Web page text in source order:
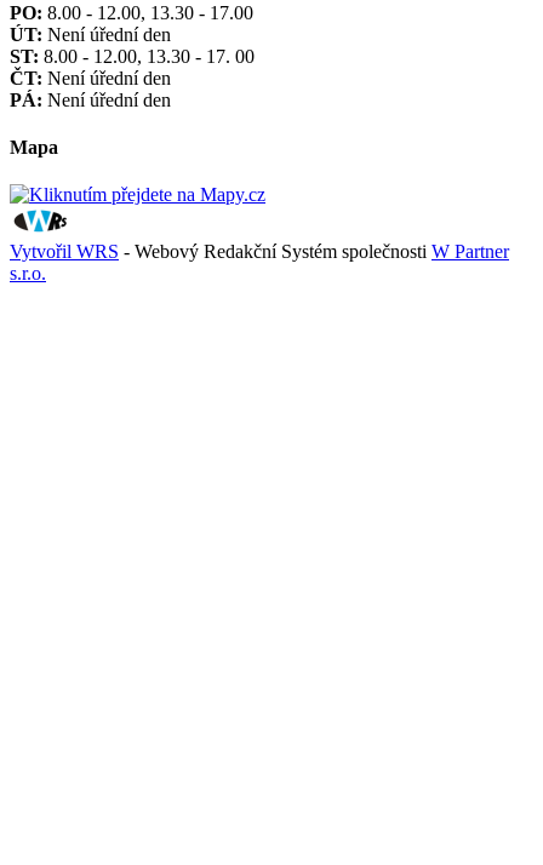
PO: 8.00 - 12.00, 13.30 - 17.00
ÚT: Není úřední den
ST: 8.00 - 12.00, 13.30 - 17. 00
ČT: Není úřední den
PÁ: Není úřední den
Mapa
Vytvořil WRS - Webový Redakční Systém společnosti W Partner
s.r.o.